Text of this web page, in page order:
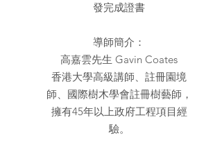
發完成證書
導師簡介：
高嘉雲先生 Gavin Coates
香港大學高級講師、註冊園境
師、國際樹木學會註冊樹藝師，
擁有45年以上政府工程項目經
驗。